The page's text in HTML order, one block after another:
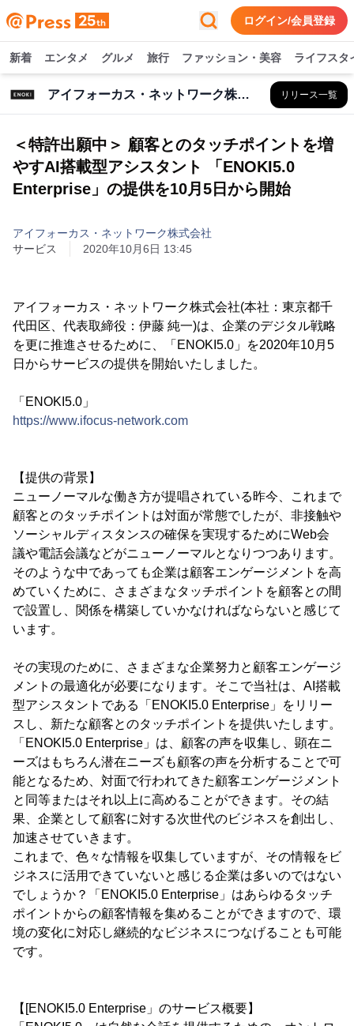
ログイン/会員登録
新着 エンタメ グルメ 旅行 ファッション・美容 ライフスタ
アイフォーカス・ネットワーク株式会社 リリース一覧
＜特許出願中＞ 顧客とのタッチポイントを増
やすAI搭載型アシスタント 「ENOKI5.0
Enterprise」の提供を10月5日から開始
アイフォーカス・ネットワーク株式会社
サービス
2020年10月6日 13:45
アイフォーカス・ネットワーク株式会社(本社：東京都千
代田区、代表取締役：伊藤 純一)は、企業のデジタル戦略
を更に推進させるために、「ENOKI5.0」を2020年10月5
日からサービスの提供を開始いたしました。
「ENOKI5.0」
https://www.ifocus-network.com
【提供の背景】
ニューノーマルな働き方が提唱されている昨今、これまで
顧客とのタッチポイントは対面が常態でしたが、非接触や
ソーシャルディスタンスの確保を実現するためにWeb会
議や電話会議などがニューノーマルとなりつつあります。
そのような中であっても企業は顧客エンゲージメントを高
めていくために、さまざまなタッチポイントを顧客との間
で設置し、関係を構築していかなければならないと感じて
います。
その実現のために、さまざまな企業努力と顧客エンゲージ
メントの最適化が必要になります。そこで当社は、AI搭載
型アシスタントである「ENOKI5.0 Enterprise」をリリー
スし、新たな顧客とのタッチポイントを提供いたします。
「ENOKI5.0 Enterprise」は、顧客の声を収集し、顕在ニ
ーズはもちろん潜在ニーズも顧客の声を分析することで可
能となるため、対面で行われてきた顧客エンゲージメント
と同等またはそれ以上に高めることができます。その結
果、企業として顧客に対する次世代のビジネスを創出し、
加速させていきます。
これまで、色々な情報を収集していますが、その情報をビ
ジネスに活用できていないと感じる企業は多いのではない
でしょうか？「ENOKI5.0 Enterprise」はあらゆるタッチ
ポイントからの顧客情報を集めることができますので、環
境の変化に対応し継続的なビジネスにつなげることも可能
です。
【[ENOKI5.0 Enterprise」のサービス概要】